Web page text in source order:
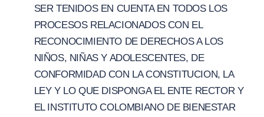
SER TENIDOS EN CUENTA EN TODOS LOS
PROCESOS RELACIONADOS CON EL
RECONOCIMIENTO DE DERECHOS A LOS
NIÑOS, NIÑAS Y ADOLESCENTES, DE
CONFORMIDAD CON LA CONSTITUCION, LA
LEY Y LO QUE DISPONGA EL ENTE RECTOR Y
EL INSTITUTO COLOMBIANO DE BIENESTAR